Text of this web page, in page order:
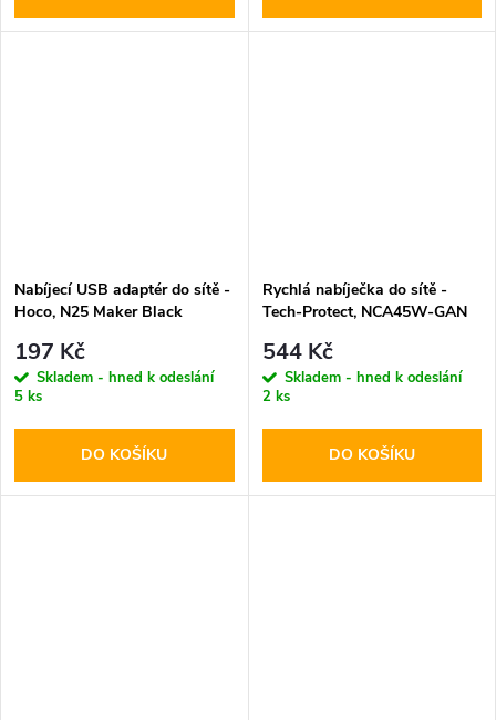
Nabíjecí USB adaptér do sítě -
Hoco, N25 Maker Black
197 Kč
Skladem - hned k odeslání
5 ks
DO KOŠÍKU
Rychlá nabíječka do sítě -
Tech-Protect, NCA45W-GAN
kabel
544 Kč
Skladem - hned k odeslání
2 ks
DO KOŠÍKU